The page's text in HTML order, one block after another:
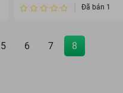
Đã bán 1
5 6 7 8